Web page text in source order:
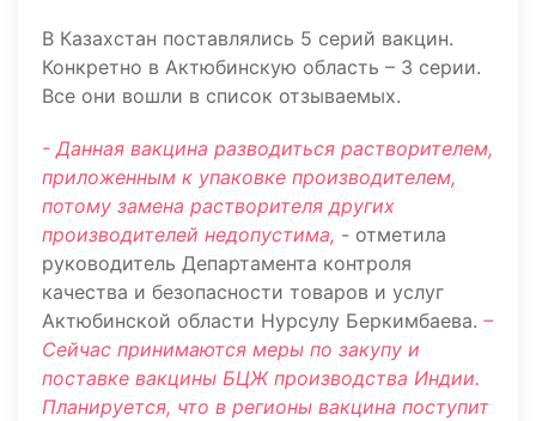
В Казахстан поставлялись 5 серий вакцин.
Конкретно в Актюбинскую область – 3 серии.
Все они вошли в список отзываемых.
- Данная вакцина разводиться растворителем,
приложенным к упаковке производителем,
потому замена растворителя других
производителей недопустима, - отметила
руководитель Департамента контроля
качества и безопасности товаров и услуг
Актюбинской области Нурсулу Беркимбаева. –
Сейчас принимаются меры по закупу и
поставке вакцины БЦЖ производства Индии.
Планируется, что в регионы вакцина поступит